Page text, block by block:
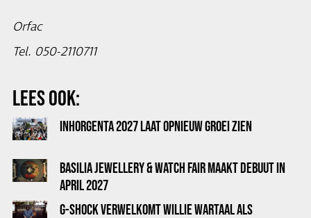
Orfac
Tel. 050-2110711
LEES OOK:
INHORGENTA 2027 LAAT OPNIEUW GROEI ZIEN
BASILIA JEWELLERY & WATCH FAIR MAAKT DEBUUT IN
APRIL 2027
G-SHOCK VERWELKOMT WILLIE WARTAAL ALS